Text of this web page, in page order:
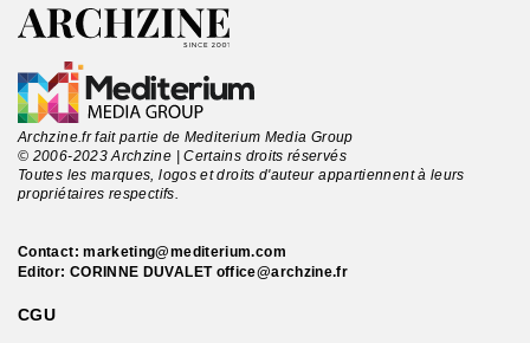
Archzine.fr fait partie de Mediterium Media Group
© 2006-2023 Archzine | Certains droits réservés
Toutes les marques, logos et droits d'auteur appartiennent à leurs
propriétaires respectifs.
Contact:marketing@mediterium.com
Editor: CORINNE DUVALET office@archzine.fr
CGU